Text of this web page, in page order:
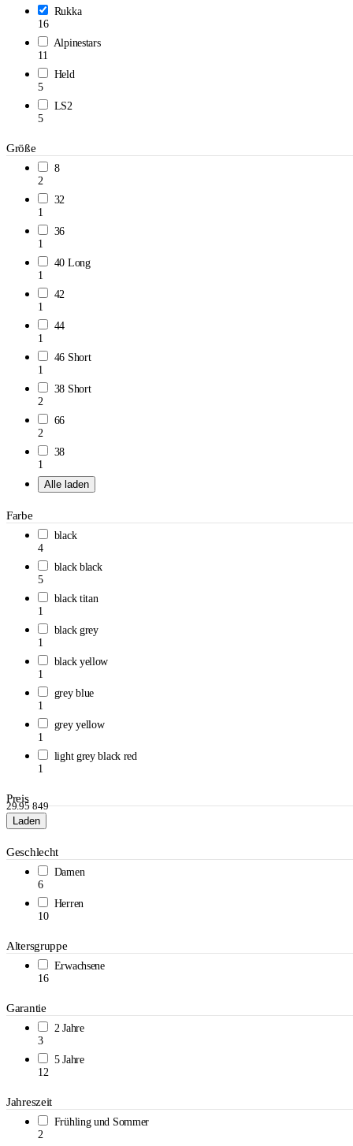
Rukka
16
Alpinestars
11
Held
5
LS2
5
Größe
8
2
32
1
36
1
40 Long
1
42
1
44
1
46 Short
1
38 Short
2
66
2
38
1
Alle laden
Farbe
black
4
black black
5
black titan
1
black grey
1
black yellow
1
grey blue
1
grey yellow
1
light grey black red
1
Preis
29.95 849
Laden
Geschlecht
Damen
6
Herren
10
Altersgruppe
Erwachsene
16
Garantie
2 Jahre
3
5 Jahre
12
Jahreszeit
Frühling und Sommer
2